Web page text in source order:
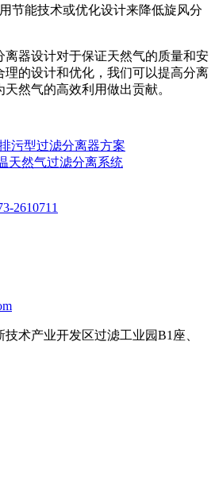
节能技术或优化设计来降低旋风分
离器设计对于保证天然气的质量和安
理的设计和优化，我们可以提高分离
然气的高效利用做出贡献。
污型过滤分离器方案‌
天然气过滤分离系统‌
2610711
术产业开发区过滤工业园B1座、